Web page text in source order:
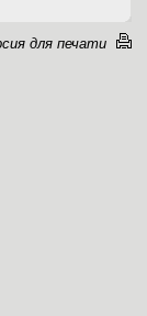
для печати